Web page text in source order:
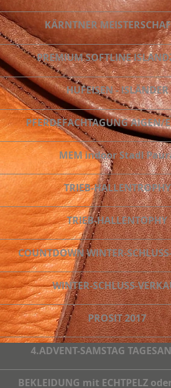
KÄRNTNER
PREMIUM SOFTLINE
HUFEISEN - ISLÄNDER
PFERDEFACHTAGUNG AIGEN/
MEM indoor Stadl
TRIEB-HALLENTROPHY
TRIEB-HALLENTOPHY
COUNTDOWN WINTER-
WINTER-SCHLUSS-
PROSIT 2017
4.ADVENT-SAMSTAG
BEKLEIDUNG mit ECHTPELZ